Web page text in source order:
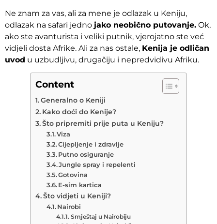
Ne znam za vas, ali za mene je odlazak u Keniju,
odlazak na safari jedno jako neobično putovanje. Ok,
ako ste avanturista i veliki putnik, vjerojatno ste već
vidjeli dosta Afrike. Ali za nas ostale, Kenija je odličan
uvod u uzbudljivu, drugačiju i nepredvidivu Afriku.
Content
Generalno o Keniji
Kako doći do Kenije?
Što pripremiti prije puta u Keniju?
Viza
Cijepljenje i zdravlje
Putno osiguranje
Jungle spray i repelenti
Gotovina
E-sim kartica
Što vidjeti u Keniji?
Nairobi
Smještaj u Nairobiju